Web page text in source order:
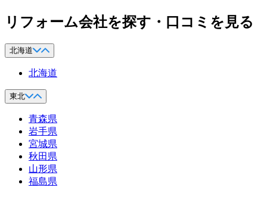
リフォーム会社を探す・口コミを見る
北海道
北海道
東北
青森県
岩手県
宮城県
秋田県
山形県
福島県